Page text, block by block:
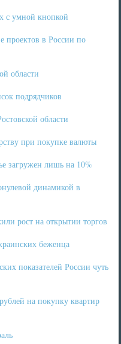
с умной кнопкой
проектов в России по
области
подрядчиков
области
при покупке валюты
загружен лишь на 10%
динамикой в
рост на открытии торгов
беженца
показателей России чуть
на покупку квартир